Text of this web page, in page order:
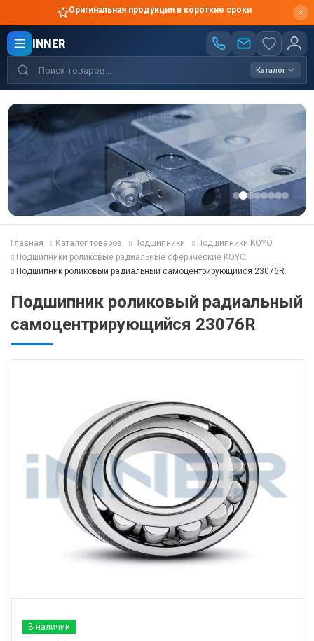
Оригинальная продукция в короткие сроки
INNER
Каталог
Главная Каталог товаров Подшипники
Подшипники KOYO
Подшипники роликовые радиальные сферические KOYO
Подшипник роликовый радиальный самоцентрирующийся 23076R
Подшипник роликовый радиальный
самоцентрирующийся 23076R
В наличии